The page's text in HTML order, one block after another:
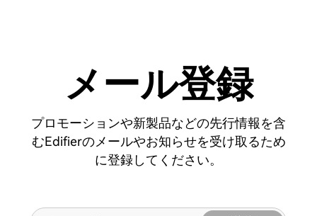
メール登録
プロモーションや新製品などの先行情報を含
むEdifierのメールやお知らせを受け取るため
に登録してください。